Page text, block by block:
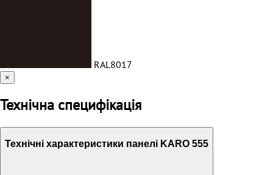
RAL8017
×
Технічна специфікація
Технічні характеристики панелі KARO 555